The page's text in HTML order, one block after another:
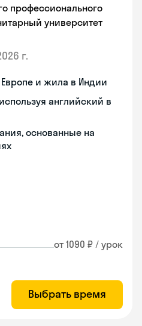
профессионального
университет
г.
и жила в Индии
английский в
основанные на
от 1090 ₽ / урок
Выбрать время